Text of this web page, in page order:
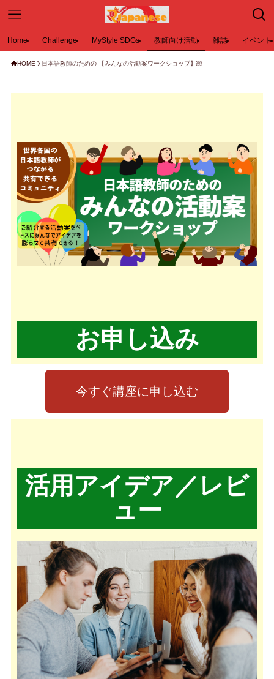
Home Challenge MyStyle SDGs 教師向け活動 雑誌 イベント
HOME 日本語教師のための 【みんなの活動案ワークショップ】￼
お申し込み
今すぐ講座に申し込む
活用アイデア／レビ
ュー